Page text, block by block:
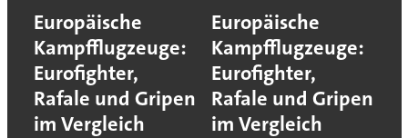
Europäische
Kampfflugzeuge:
Eurofighter,
Rafale und Gripen
im Vergleich
Europäische
Kampfflugzeuge:
Eurofighter,
Rafale und Gripen
im Vergleich